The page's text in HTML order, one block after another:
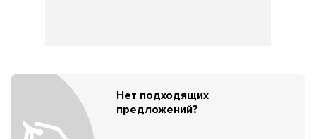
Нет подходящих
предложений?